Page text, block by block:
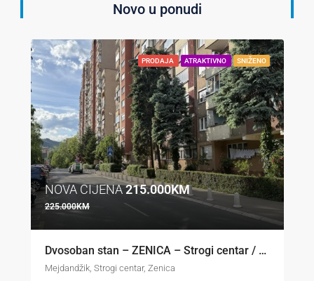
Novo u ponudi
PRODAJA ATRAKTIVNO SNIŽENO
NOVA CIJENA215.000KM
225.000KM
Dvosoban stan – ZENICA – Strogi centar / Mejdandžik
Mejdandžik, Strogi centar, Zenica